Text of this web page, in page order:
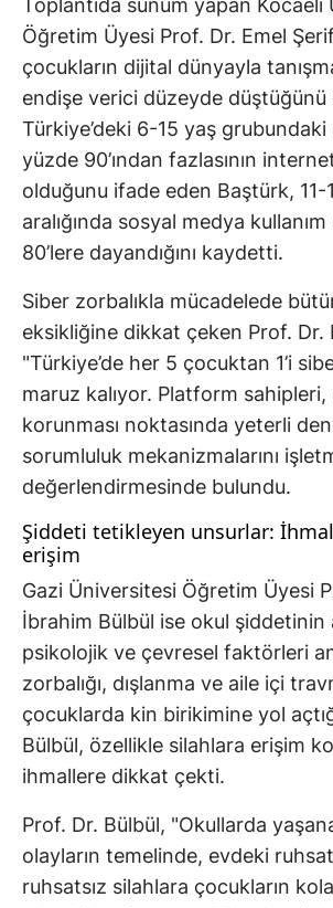
Toplantıda sunum yapan
Öğretim Üyesi Prof. Dr. Emel
çocukların dijital dünyayla
endişe verici düzeyde
Türkiye’deki 6-15 yaş grubundaki
yüzde 90’ından fazlasının internet
olduğunu ifade eden Baştürk, 11-
aralığında sosyal medya kullanım
80’lere dayandığını kaydetti.
Siber zorbalıkla mücadelede
eksikliğine dikkat çeken Prof. Dr.
"Türkiye’de her 5 çocuktan 1’i
maruz kalıyor. Platform sahipleri,
korunması noktasında yeterli
sorumluluk mekanizmalarını
değerlendirmesinde bulundu.
Şiddeti tetikleyen unsurlar:
erişim
Gazi Üniversitesi Öğretim Üyesi
İbrahim Bülbül ise okul şiddetinin
psikolojik ve çevresel faktörleri
zorbalığı, dışlanma ve aile içi
çocuklarda kin birikimine yol
Bülbül, özellikle silahlara erişim
ihmallere dikkat çekti.
Prof. Dr. Bülbül, "Okullarda
olayların temelinde, evdeki
ruhsatsız silahlara çocukların